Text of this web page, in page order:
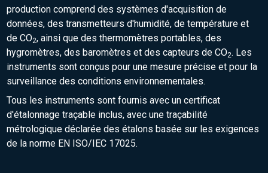
production comprend des systèmes d'acquisition de
données, des transmetteurs d'humidité, de température et
de CO2, ainsi que des thermomètres portables, des
hygromètres, des baromètres et des capteurs de CO2. Les
instruments sont conçus pour une mesure précise et pour la
surveillance des conditions environnementales.
Tous les instruments sont fournis avec un certificat
d'étalonnage traçable inclus, avec une traçabilité
métrologique déclarée des étalons basée sur les exigences
de la norme EN ISO/IEC 17025.